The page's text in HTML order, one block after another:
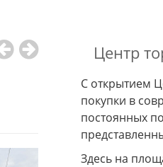
Центр
С открытием
покупки в
постоянных
Здесь на